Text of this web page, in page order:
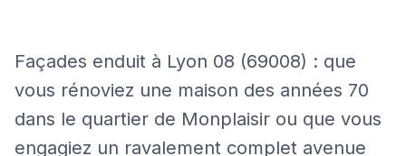
Façades enduit à Lyon 08 (69008) : que
vous rénoviez une maison des années 70
dans le quartier de Monplaisir ou que vous
engagiez un ravalement complet avenue